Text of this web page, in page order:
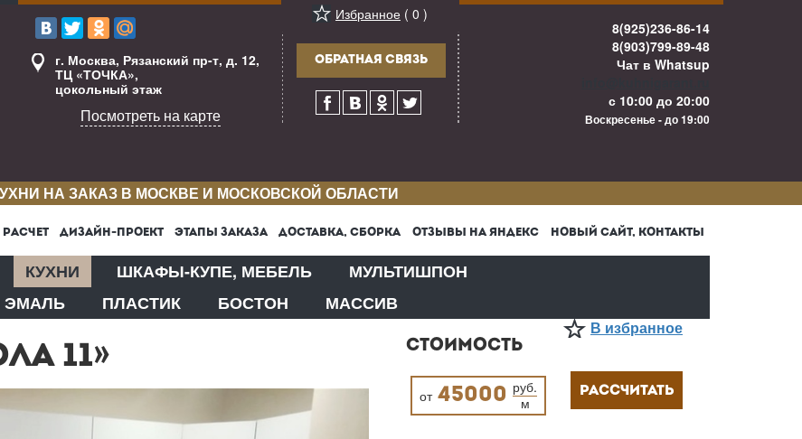
г. Москва, Рязанский пр-т, д. 12,
ТЦ «ТОЧКА»,
цокольный этаж
Посмотреть на карте
Избранное ( 0 )
ОБРАТНАЯ СВЯЗЬ
8(925)236-86-14
8(903)799-89-48
Чат в Whatsup
с 10:00 до 20:00
Воскресенье - до 19:00
НА ЗАКАЗ В МОСКВЕ И МОСКОВСКОЙ ОБЛАСТИ
РАСЧЕТ ДИЗАЙН-ПРОЕКТ ЭТАПЫ ЗАКАЗА ДОСТАВКА, СБОРКА ОТЗЫВЫ НА ЯНДЕКС НОВЫЙ САЙТ, КОНТАКТЫ
КУХНИ ШКАФЫ-КУПЕ, МЕБЕЛЬ
МУЛЬТИШПОН
ЭМАЛЬ ПЛАСТИК БОСТОН МАССИВ
11»
В избранное
СТОИМОСТЬ
от 45000 руб.
м
РАССЧИТАТЬ